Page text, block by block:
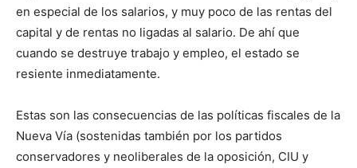
en especial de los salarios, y muy poco de las rentas del
capital y de rentas no ligadas al salario. De ahí que
cuando se destruye trabajo y empleo, el estado se
resiente inmediatamente.
Estas son las consecuencias de las políticas fiscales de la
Nueva Vía (sostenidas también por los partidos
conservadores y neoliberales de la oposición, CIU y